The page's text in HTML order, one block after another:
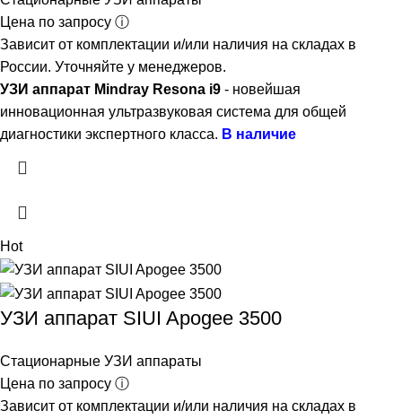
Цена по запросу ⓘ
Зависит от комплектации и/или наличия на складах в
России. Уточняйте у менеджеров.
УЗИ аппарат Mindray Resona i9 - новейшая
инновационная ультразвуковая система для общей
диагностики экспертного класса. В наличие
Hot
УЗИ аппарат SIUI Apogee 3500
Стационарные УЗИ аппараты
Цена по запросу ⓘ
Зависит от комплектации и/или наличия на складах в